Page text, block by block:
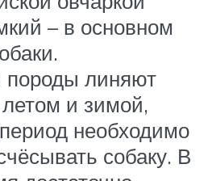
– в основном
породы линяют
и зимой,
необходимо
собаку. В